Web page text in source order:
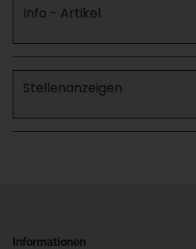
Info - Artikel
Stellenanzeigen
Informationen